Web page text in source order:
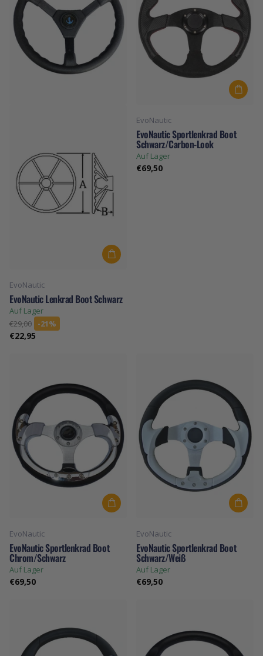
EvoNautic
EvoNautic Lenkrad Boot Schwarz
Auf Lager
€29,00
-21%
€22,95
EvoNautic
EvoNautic Sportlenkrad Boot
Schwarz/Carbon-Look
Auf Lager
€69,50
EvoNautic
EvoNautic Sportlenkrad Boot
Chrom/Schwarz
Auf Lager
€69,50
EvoNautic
EvoNautic Sportlenkrad Boot
Schwarz/Weiß
Auf Lager
€69,50